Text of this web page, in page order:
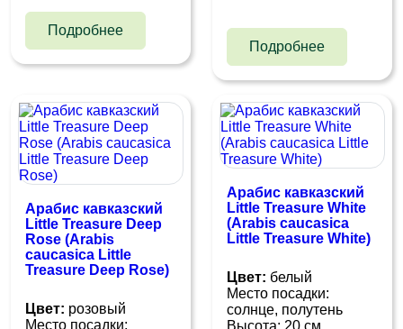
Подробнее
Подробнее
Арабис кавказский
Little Treasure Deep
Rose (Arabis
caucasica Little
Treasure Deep Rose)
Цвет: розовый
Место посадки:
Арабис кавказский
Little Treasure White
(Arabis caucasica
Little Treasure White)
Цвет: белый
Место посадки:
солнце, полутень